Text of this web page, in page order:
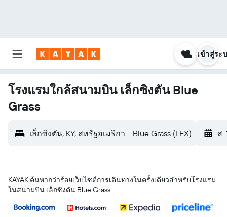
เข้าสู่ระ
โรงแรมใกล้สนามบิน เล็กซิงตัน Blue
Grass
เล็กซิงตัน, KY, สหรัฐอเมริกา - Blue Grass (LEX) ส.
KAYAK ค้นหากว่าร้อยเว็บไซต์การเดินทางในครั้งเดียวสำหรับโรงแรม
ในสนามบิน เล็กซิงตัน Blue Grass